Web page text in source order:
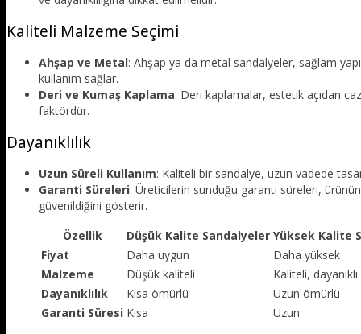
Kaliteli Malzeme Seçimi
Ahşap ve Metal: Ahşap ya da metal sandalyeler, sağlam
kullanım sağlar.
Deri ve Kumaş Kaplama: Deri kaplamalar, estetik açıdan
faktördür.
Dayanıklılık
Uzun Süreli Kullanım: Kaliteli bir sandalye, uzun vadede
Garanti Süreleri: Üreticilerin sunduğu garanti süreleri,
güvenildiğini gösterir.
Özellik
Düşük Kalite Sandalyeler Yüksek Kalite
Fiyat
Daha uygun
Daha yüksek
Malzeme
Düşük kaliteli
Kaliteli, dayanıklı
Dayanıklılık
Kısa ömürlü
Uzun ömürlü
Garanti Süresi Kısa
Uzun